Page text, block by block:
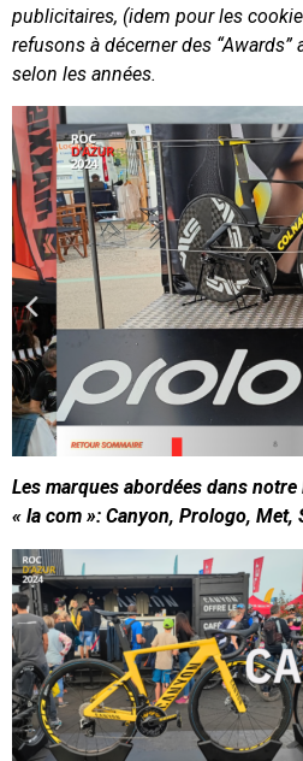
publicitaires, (idem pour les
refusons à décerner des
selon les années.
Les marques abordées dans notre
« la com »: Canyon, Prologo, Met,